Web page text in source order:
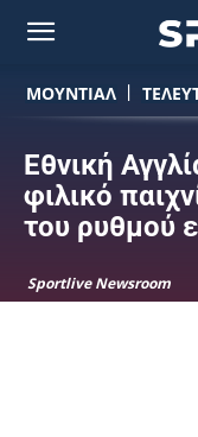
ΜΟΥΝΤΙΆΛ
Εθνική
φιλικό
του ρυθμού
Sportlive Newsroom